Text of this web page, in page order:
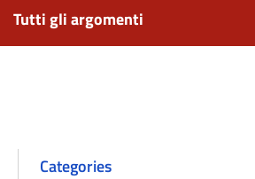
Tutti gli argomenti
Categories